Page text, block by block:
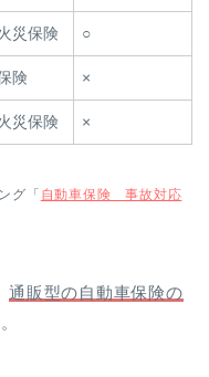
災保険 ○
険 ×
災保険 ×
グ「 自動車保険 事故対応
通販型の自動車保険の